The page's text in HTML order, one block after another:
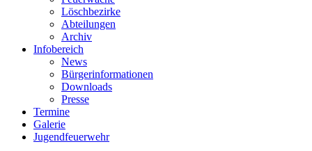
Löschbezirke
Abteilungen
Archiv
Infobereich
News
Bürgerinformationen
Downloads
Presse
Termine
Galerie
Jugendfeuerwehr